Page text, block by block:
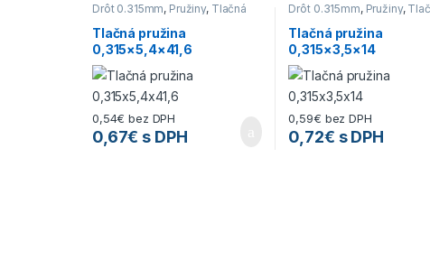
Drôt 0.315mm, Pružiny, Tlačná
Tlačná pružina
0,315×5,4×41,6
0,54€ bez DPH
0,67€ s DPH
Drôt 0.315mm, Pružiny,
Tlačná pružina
0,315×3,5×14
0,59€ bez DPH
0,72€ s DPH